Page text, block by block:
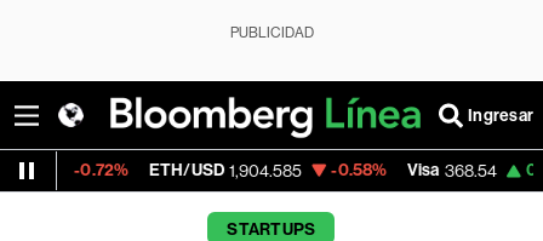
PUBLICIDAD
Ingresar
ETH/USD 1,904.585 -0.58% Visa 368.54 0.00%
STARTUPS